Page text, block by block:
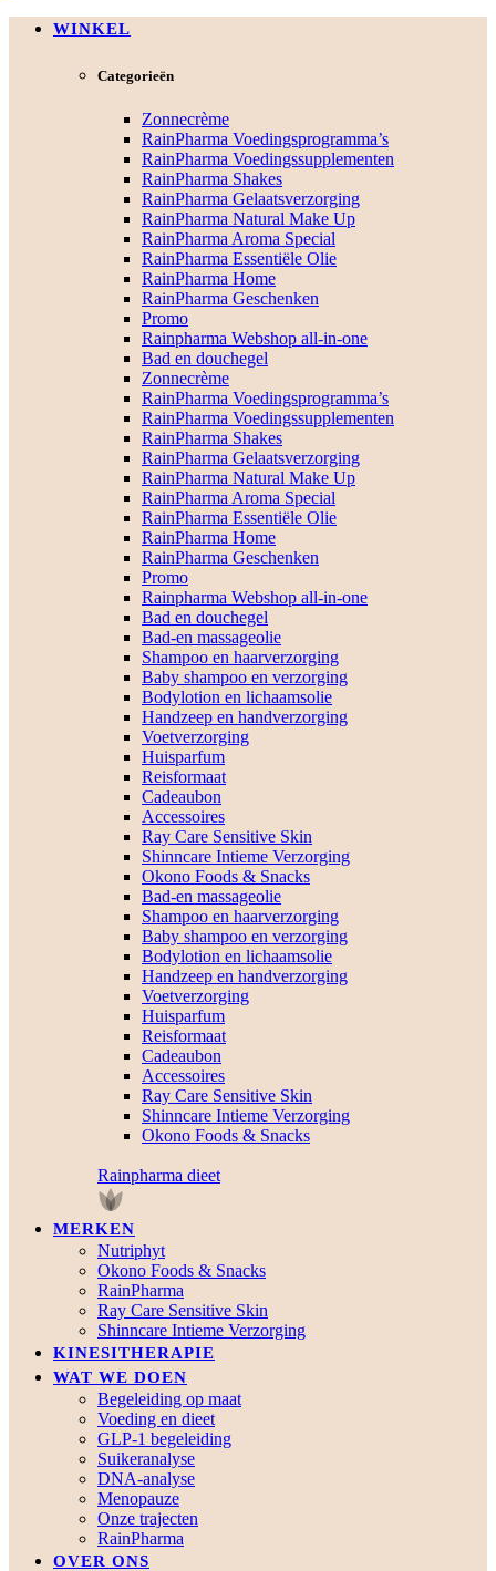
WINKEL
Categorieën
Zonnecrème
RainPharma Voedingsprogramma’s
RainPharma Voedingssupplementen
RainPharma Shakes
RainPharma Gelaatsverzorging
RainPharma Natural Make Up
RainPharma Aroma Special
RainPharma Essentiële Olie
RainPharma Home
RainPharma Geschenken
Promo
Rainpharma Webshop all-in-one
Bad en douchegel
Zonnecrème
RainPharma Voedingsprogramma’s
RainPharma Voedingssupplementen
RainPharma Shakes
RainPharma Gelaatsverzorging
RainPharma Natural Make Up
RainPharma Aroma Special
RainPharma Essentiële Olie
RainPharma Home
RainPharma Geschenken
Promo
Rainpharma Webshop all-in-one
Bad en douchegel
Bad-en massageolie
Shampoo en haarverzorging
Baby shampoo en verzorging
Bodylotion en lichaamsolie
Handzeep en handverzorging
Voetverzorging
Huisparfum
Reisformaat
Cadeaubon
Accessoires
Ray Care Sensitive Skin
Shinncare Intieme Verzorging
Okono Foods & Snacks
Bad-en massageolie
Shampoo en haarverzorging
Baby shampoo en verzorging
Bodylotion en lichaamsolie
Handzeep en handverzorging
Voetverzorging
Huisparfum
Reisformaat
Cadeaubon
Accessoires
Ray Care Sensitive Skin
Shinncare Intieme Verzorging
Okono Foods & Snacks
Rainpharma dieet
MERKEN
Nutriphyt
Okono Foods & Snacks
RainPharma
Ray Care Sensitive Skin
Shinncare Intieme Verzorging
KINESITHERAPIE
WAT WE DOEN
Begeleiding op maat
Voeding en dieet
GLP-1 begeleiding
Suikeranalyse
DNA-analyse
Menopauze
Onze trajecten
RainPharma
OVER ONS